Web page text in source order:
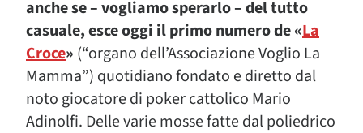
anche se – vogliamo sperarlo – del tutto
casuale, esce oggi il primo numero de «La
Croce» (“organo dell’Associazione Voglio La
Mamma”) quotidiano fondato e diretto dal
noto giocatore di poker cattolico Mario
Adinolfi. Delle varie mosse fatte dal poliedrico